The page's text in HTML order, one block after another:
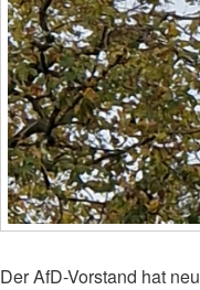
Der AfD-Vorstand hat